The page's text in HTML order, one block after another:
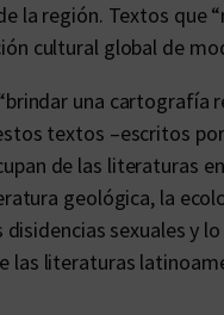
la región. Textos que
cultural global de
una
textos –escritos
de las literaturas
geológica, la
sexuales y
las literaturas